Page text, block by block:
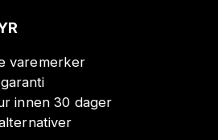
varemerker
innen 30 dager